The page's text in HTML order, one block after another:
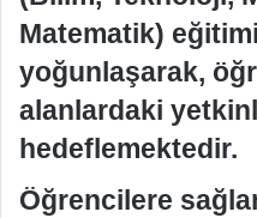
Matematik)
yoğunlaşarak,
alanlardaki
hedeflemektedir.
Öğrencilere